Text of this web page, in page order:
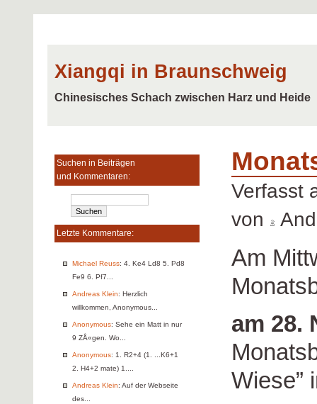
Xiangqi in Braunschweig
Chinesisches Schach zwischen Harz und Heide
Suchen in Beiträgen
und Kommentaren:
Letzte Kommentare:
Michael Reuss: 4. Ke4 Ld8 5. Pd8
Fe9 6. Pf7...
Andreas Klein: Herzlich
willkommen, Anonymous...
Anonymous: Sehe ein Matt in nur
9 ZÅ«gen. Wo...
Anonymous: 1. R2+4 (1. ...K6+1
2. H4+2 mate) 1....
Andreas Klein: Auf der Webseite
des...
Verfasst
von
Am
am 28.
Wiese”